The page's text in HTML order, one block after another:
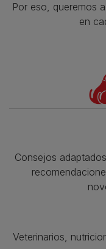
Por eso, queremos
en
Consejos
Veterinarios,